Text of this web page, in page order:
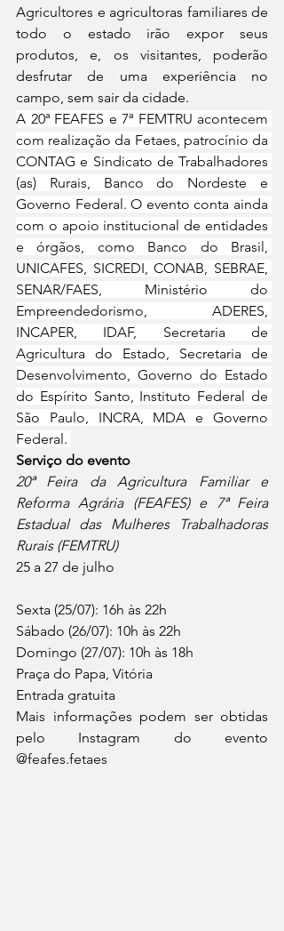
Agricultores e agricultoras familiares de
todo o estado irão expor seus
produtos, e, os visitantes, poderão
desfrutar de uma experiência no
campo, sem sair da cidade.
A 20ª FEAFES e 7ª FEMTRU acontecem
com realização da Fetaes, patrocínio da
CONTAG e Sindicato de Trabalhadores
(as) Rurais, Banco do Nordeste e
Governo Federal. O evento conta ainda
com o apoio institucional de entidades
e órgãos, como Banco do Brasil,
UNICAFES, SICREDI, CONAB, SEBRAE,
SENAR/FAES, Ministério do
Empreendedorismo, ADERES,
INCAPER, IDAF, Secretaria de
Agricultura do Estado, Secretaria de
Desenvolvimento, Governo do Estado
do Espírito Santo, Instituto Federal de
São Paulo, INCRA, MDA e Governo
Federal.
Serviço do evento
20ª Feira da Agricultura Familiar e
Reforma Agrária (FEAFES) e 7ª Feira
Estadual das Mulheres Trabalhadoras
Rurais (FEMTRU)
25 a 27 de julho
Sexta (25/07): 16h às 22h
Sábado (26/07): 10h às 22h
Domingo (27/07): 10h às 18h
Praça do Papa, Vitória
Entrada gratuita
Mais informações podem ser obtidas
pelo Instagram do evento
@‌feafes.fetaes